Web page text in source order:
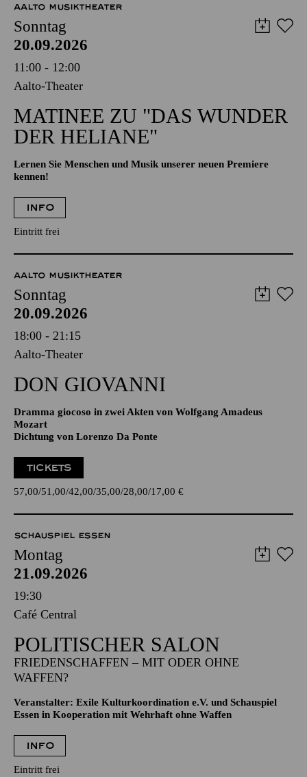
AALTO MUSIKTHEATER
Sonntag
20.09.2026
11:00 - 12:00
Aalto-Theater
MATINEE ZU "DAS WUNDER
DER HELIANE"
Lernen Sie Menschen und Musik unserer neuen Premiere
kennen!
INFO
Eintritt frei
AALTO MUSIKTHEATER
Sonntag
20.09.2026
18:00 - 21:15
Aalto-Theater
DON GIO­VANNI
Dramma giocoso in zwei Akten von Wolfgang Amadeus
Mozart
Dichtung von Lorenzo Da Ponte
TICKETS
57,00 51,00 42,00 35,00 28,00 17,00 €
SCHAUSPIEL ESSEN
Montag
21.09.2026
19:30
Café Central
POLITISCHER SALON
FRIEDENSCHAFFEN – MIT ODER OHNE
WAFFEN?
Veranstalter: Exile Kulturkoordination e.V. und Schauspiel
Essen in Kooperation mit Wehrhaft ohne Waffen
INFO
Eintritt frei